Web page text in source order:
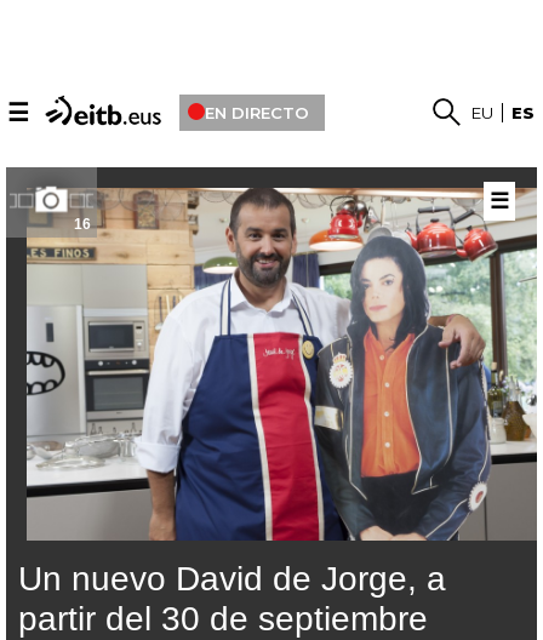
☰ EN DIRECTO EU ES
16
Un nuevo David de Jorge, a
partir del 30 de septiembre
☰